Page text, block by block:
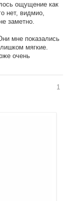
ощущение как
нет, видмио,
заметно.
мне показались
мягкие.
очень
1